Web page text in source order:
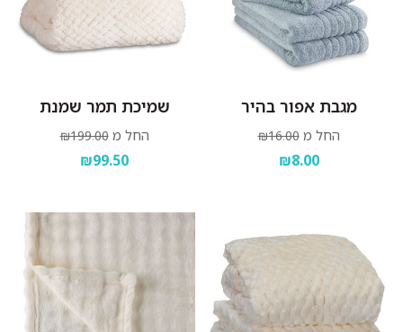
מגבת אפור בהיר
החל מ ₪16.00
₪8.00
שמיכת תמר שמנת
החל מ ₪199.00
₪99.50